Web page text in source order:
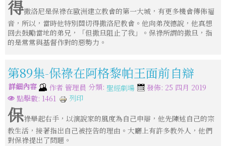
得撒洛尼是保祿在歐洲建立教會的第一大城，有更多機會傳佈福
音，所以，當時他特別關切得撒洛尼教會。他向弟茂德說，他真想
回去鼓勵當地的弟兄，「但撒旦阻止了我」。保祿所謂的撒旦，指
的是常常與基督作對的惡勢力。
第89集-保祿在阿格黎帕王面前自辯
詳細內容 作者 管理員 分類: 聖經劇場
發佈: 25 四月 2019
點擊數: 1461
列印
保祿舉起右手，以演說家的風度為自己申辯，他先陳述自己的宗
教生活，接著指出自己被控告的理由。大廳上有許多教外人，他們
對保祿提出了問題。